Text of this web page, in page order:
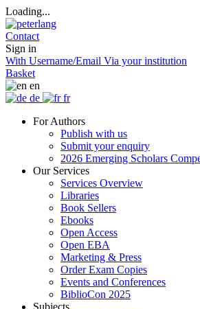
Loading...
Contact
Sign in
With Username/Email Via your institution
Basket
en
de
fr
For Authors
Publish with us
Submit your enquiry
2026 Emerging Scholars
Our Services
Services Overview
Libraries
Book Sellers
Ebooks
Open Access
Open EBA
Marketing & Press
Order Exam Copies
Events and Conferences
BiblioCon 2025
Subjects